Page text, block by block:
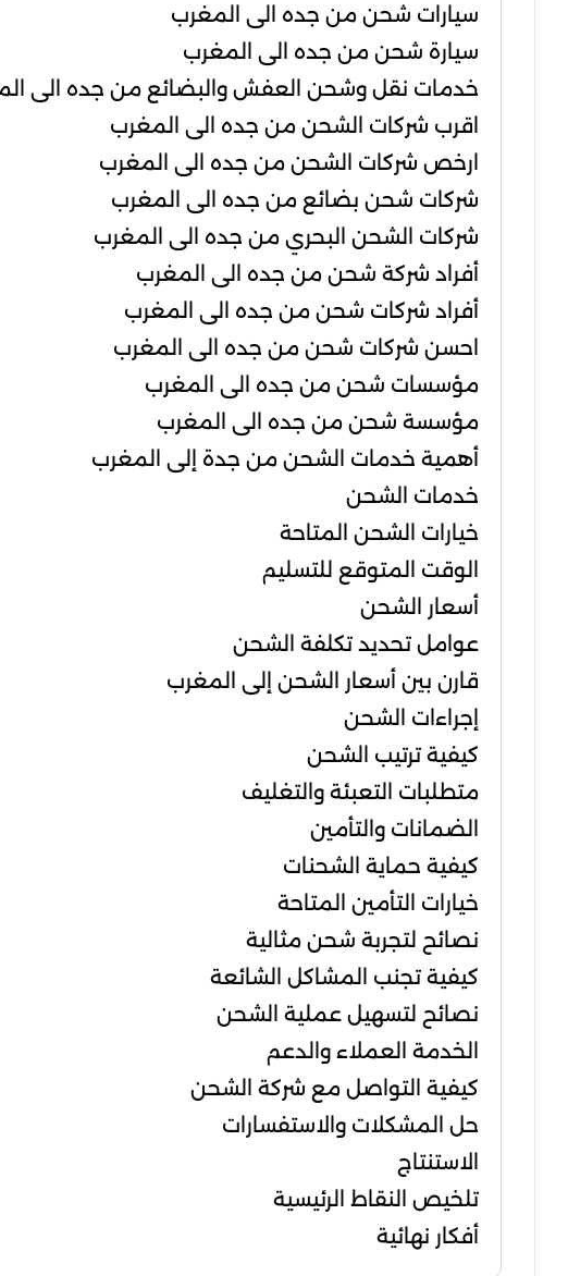
سيارات شحن من جده الى المغرب
سيارة شحن من جده الى المغرب
خدمات نقل وشحن العفش والبضائع من جده الى
اقرب شركات الشحن من جده الى المغرب
ارخص شركات الشحن من جده الى المغرب
شركات شحن بضائع من جده الى المغرب
شركات الشحن البحري من جده الى المغرب
أفراد شركة شحن من جده الى المغرب
أفراد شركات شحن من جده الى المغرب
احسن شركات شحن من جده الى المغرب
مؤسسات شحن من جده الى المغرب
مؤسسة شحن من جده الى المغرب
أهمية خدمات الشحن من جدة إلى المغرب
خدمات الشحن
خيارات الشحن المتاحة
الوقت المتوقع للتسليم
أسعار الشحن
عوامل تحديد تكلفة الشحن
قارن بين أسعار الشحن إلى المغرب
إجراءات الشحن
كيفية ترتيب الشحن
متطلبات التعبئة والتغليف
الضمانات والتأمين
كيفية حماية الشحنات
خيارات التأمين المتاحة
نصائح لتجربة شحن مثالية
كيفية تجنب المشاكل الشائعة
نصائح لتسهيل عملية الشحن
الخدمة العملاء والدعم
كيفية التواصل مع شركة الشحن
حل المشكلات والاستفسارات
الاستنتاج
تلخيص النقاط الرئيسية
أفكار نهائية